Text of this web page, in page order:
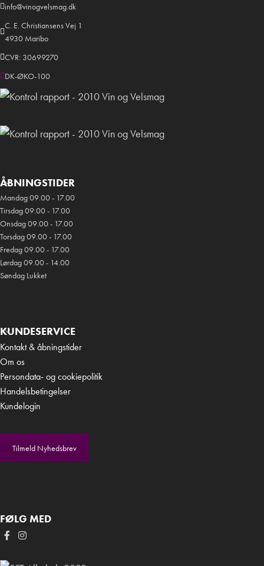
info@vinogvelsmag.dk
C. E. Christiansens Vej 1
4930 Maribo
CVR: 30699270
DK-ØKO-100
ÅBNINGSTIDER
Mandag 09.00 - 17.00
Tirsdag 09.00 - 17.00
Onsdag 09.00 - 17.00
Torsdag 09.00 - 17.00
Fredag 09.00 - 17.00
Lørdag 09.00 - 14.00
Søndag Lukket
KUNDESERVICE
Kontakt & åbningstider
Om os
Persondata- og cookiepolitik
Handelsbetingelser
Kundelogin
Tilmeld Nyhedsbrev
FØLG MED